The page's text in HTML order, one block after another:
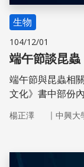
生物
104/12/01
端午節談昆
端午節與昆蟲相
文化》書中部份
之交，粽香，蒲
楊正澤 ｜ 中興大